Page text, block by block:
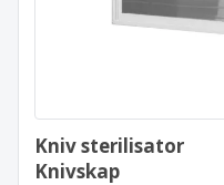
Kniv sterilisator
Knivskap